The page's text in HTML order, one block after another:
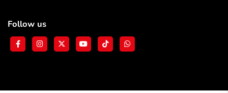
Follow us